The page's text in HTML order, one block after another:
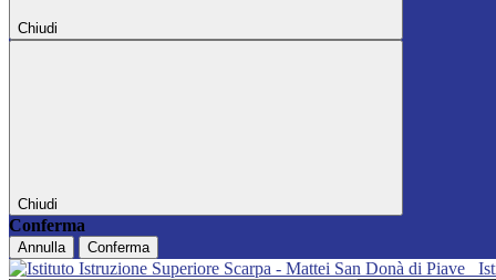
Chiudi
Chiudi
Conferma
Annulla Conferma